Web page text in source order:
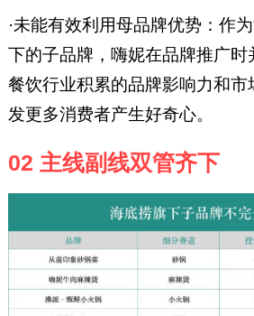
·未能有效利用母品牌优势：作
下的子品牌，嗨妮在品牌推广时
餐饮行业积累的品牌影响力和市
发更多消费者产生好奇心。
02 主线副线双管齐下